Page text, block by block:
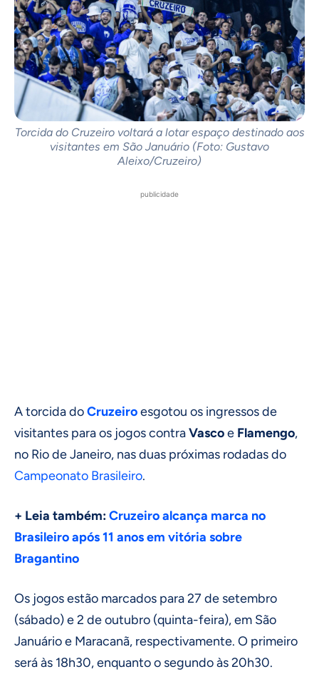
Torcida do Cruzeiro voltará a lotar espaço destinado aos
visitantes em São Januário (Foto: Gustavo
Aleixo/Cruzeiro)
publicidade
A torcida doCruzeiroesgotou os ingressos de
visitantes para os jogos contraVascoe Flamengo,
no Rio de Janeiro, nas duas próximas rodadas do
Campeonato Brasileiro.
+ Leia também:Cruzeiro alcança marca no
Brasileiro após 11 anos em vitória sobre
Bragantino
Os jogos estão marcados para 27 de setembro
(sábado) e 2 de outubro (quinta-feira), em São
Januário e Maracanã, respectivamente. O primeiro
será às 18h30, enquanto o segundo às 20h30.